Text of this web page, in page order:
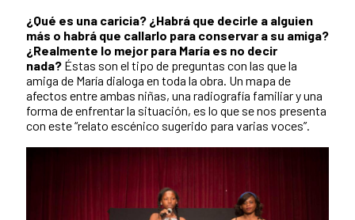
¿Qué es una caricia? ¿Habrá que decirle a alguien
más o habrá que callarlo para conservar a su amiga?
¿Realmente lo mejor para María es no decir
nada? Éstas son el tipo de preguntas con las que la
amiga de María dialoga en toda la obra. Un mapa de
afectos entre ambas niñas, una radiografía familiar y una
forma de enfrentar la situación, es lo que se nos presenta
con este “relato escénico sugerido para varias voces”.